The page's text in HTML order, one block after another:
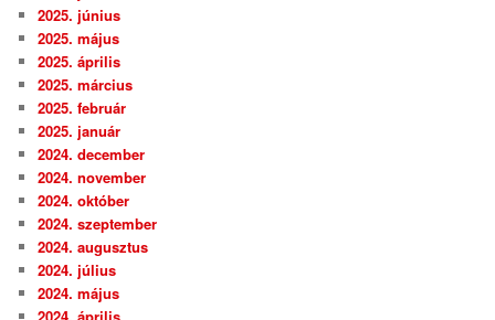
2025. június
2025. május
2025. április
2025. március
2025. február
2025. január
2024. december
2024. november
2024. október
2024. szeptember
2024. augusztus
2024. július
2024. május